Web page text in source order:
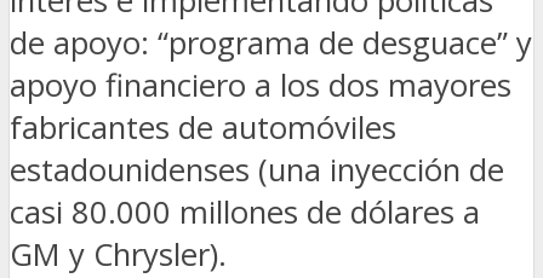
de apoyo: “programa de desguace” y
apoyo financiero a los dos mayores
fabricantes de automóviles
estadounidenses (una inyección de
casi 80.000 millones de dólares a
GM y Chrysler).